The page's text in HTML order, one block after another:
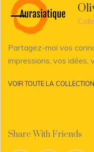
Partagez-moi vos
impressions, vos idées,
VOIR TOUTE LA COLLECTION
Share With Friends